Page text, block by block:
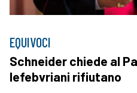
EQUIVOCI
Schneider chiede al
lefebvriani rifiutano